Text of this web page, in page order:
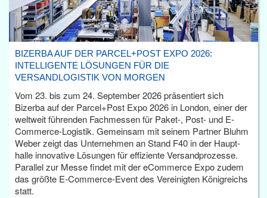
BIZERBA AUF DER PARCEL+POST EXPO 2026:
INTELLIGENTE LÖSUNGEN FÜR DIE
VERSANDLOGISTIK VON MORGEN
Vom 23. bis zum 24. September 2026 präsentiert sich
Bizerba auf der Parcel+Post Expo 2026 in London, einer der
weltweit führenden Fachmessen für Paket-, Post- und E-
Commerce-Logistik. Gemeinsam mit seinem Partner Bluhm
Weber zeigt das Unternehmen an Stand F40 in der Haupt­
halle innovative Lösungen für effiziente Versandprozesse.
Parallel zur Messe findet mit der eCommerce Expo zudem
das größte E-Commerce-Event des Vereinigten Königreichs
statt.